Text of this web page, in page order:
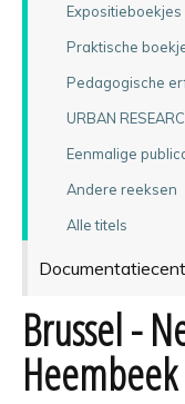
Expositieboekjes
Praktische
Pedagogische
URBAN
Eenmalige
Andere reeksen
Alle titels
Brussel -
Heembeek